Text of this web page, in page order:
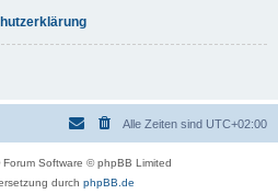
Alle Zeiten sind UTC+02:00
Forum Software © phpBB Limited
durch phpBB.de